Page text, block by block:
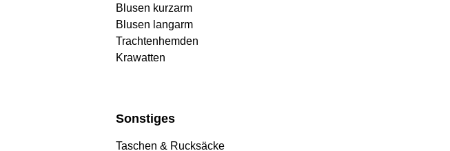
Blusen kurzarm
Blusen langarm
Trachtenhemden
Krawatten
Sonstiges
Taschen & Rucksäcke